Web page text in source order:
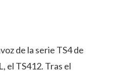
de la serie TS4 de
el TS412. Tras el